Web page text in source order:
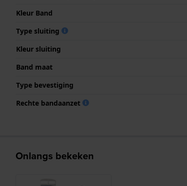
Kleur Band
Type sluiting
Kleur sluiting
Band maat
Type bevestiging
Rechte bandaanzet
Onlangs bekeken